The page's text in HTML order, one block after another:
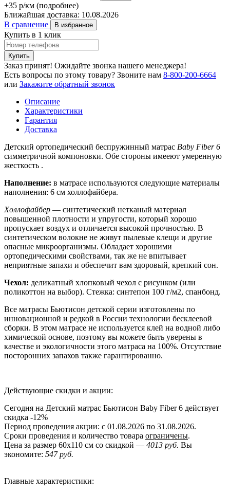
+35 р/км (подробнее)
Ближайшая доставка: 10.08.2026
В сравнение
В избранное
Купить в 1 клик
Купить
Заказ принят! Ожидайте звонка нашего менеджера!
Есть вопросы по этому товару? Звоните нам 8-800-200-6664
или Закажите обратный звонок
Описание
Характеристики
Гарантия
Доставка
Детский ортопедический беспружинный матрас Baby Fiber 6
симметричной компоновки. Обе стороны имееют умеренную
жесткость .
Наполнение: в матрасе используются следующие материалы
наполнения: 6 см холлофайбера.
Холлофайбер — синтетический нетканый материал
повышенной плотности и упругости, который хорошо
пропускает воздух и отличается высокой прочностью. В
синтетическом волокне не живут пылевые клещи и другие
опасные микроорганизмы. Обладает хорошими
ортопедическими свойствами, так же не впитывает
неприятные запахи и обеспечит вам здоровый, крепкий сон.
Чехол: деликатный хлопковый чехол с рисунком (или
поликоттон на выбор). Стежка: синтепон 100 г/м2, спанбонд.
Все матрасы Бьютисон детской серии изготовлены по
инновационной и редкой в России технологии бесклеевой
сборки. В этом матрасе не используется клей на водной либо
химической основе, поэтому вы можете быть уверены в
качестве и экологичности этого матраса на 100%. Отсутствие
посторонних запахов также гарантированно.
Действующие скидки и акции:
Сегодня на Детский матрас Бьютисон Baby Fiber 6 действует
скидка -12%
Период проведения акции: с 01.08.2026 по 31.08.2026.
Сроки проведения и количество товара ограничены.
Цена за размер 60x110 см со скидкой — 4013 руб. Вы
экономите: 547 руб.
Главные характеристики: